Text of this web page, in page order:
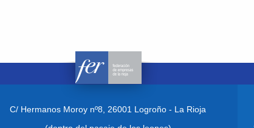
C/ Hermanos Moroy nº8, 26001 Logroño - La Rioja